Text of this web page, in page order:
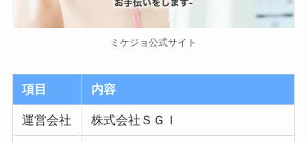
ミケジョ公式サイト
項目 内容
運営会社 株式会社ＳＧＩ